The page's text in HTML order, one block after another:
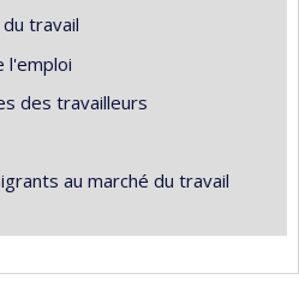
travail
l'emploi
des travailleurs
au marché du travail